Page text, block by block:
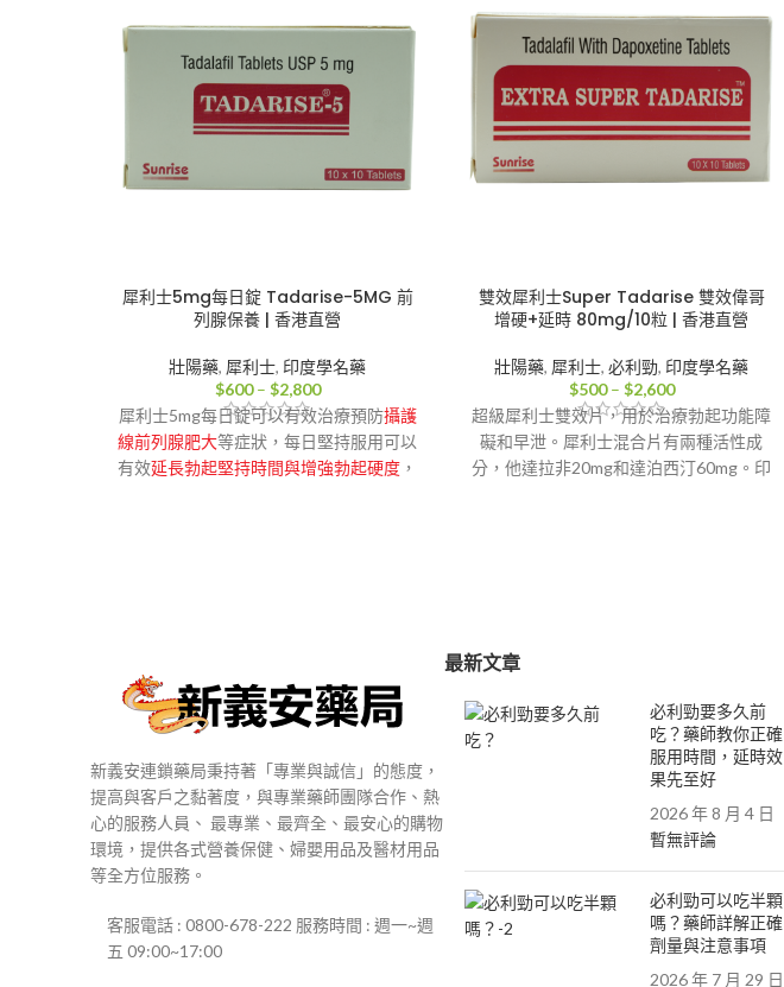
犀利士5mg每日錠 Tadarise-5MG 前
列腺保養 | 香港直營
壯陽藥, 犀利士, 印度學名藥
$600 – $2,800價
格
範
圍：
$600
犀利士5mg每日錠可以有效治療預防攝護
線前列腺肥大等症狀，每日堅持服用可以
有效延長勃起堅持時間與增強勃起硬度 ，
雙效犀利士Super Tadarise 雙效偉哥
增硬+延時 80mg/10粒 | 香港直營
壯陽藥, 犀利士, 必利勁, 印度學名藥
$500 – $2,600價
格
範
圍：
$500
超級犀利士雙效片，用於治療勃起功能障
礙和早泄。犀利士混合片有兩種活性成
分，他達拉非20mg和達泊西汀60mg。印
新義安連鎖藥局秉持著「專業與誠信」的態度，
提高與客戶之黏著度，與專業藥師團隊合作、熱
心的服務人員、 最專業、最齊全、最安心的購物
環境，提供各式營養保健、婦嬰用品及醫材用品
等全方位服務。
客服電話 : 0800-678-222 服務時間 : 週一~週
五 09:00~17:00
最新文章
必利勁要多久前
吃？藥師教你正確
服用時間，延時效
果先至好
2026 年 8 月 4 日
暫無評論
必利勁可以吃半顆
嗎？藥師詳解正確
劑量與注意事項
2026 年 7 月 29 日